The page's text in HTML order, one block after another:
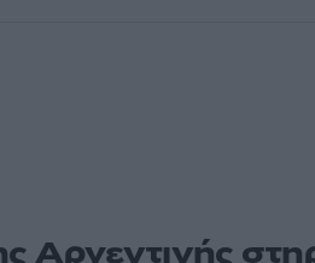
Αργεντινής